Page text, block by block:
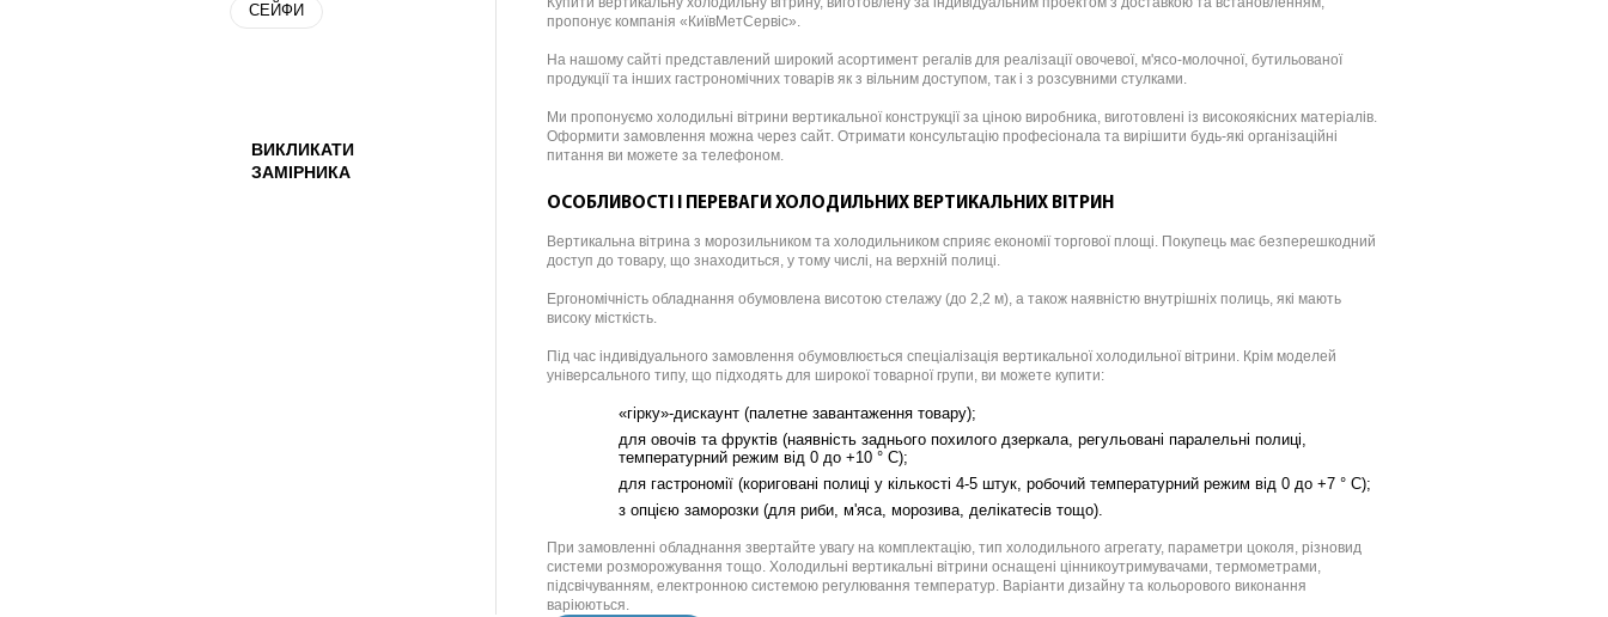
СЕЙФИ
ВИКЛИКАТИ
ЗАМІРНИКА
пропонує компанія «КиївМетСервіс».
На нашому сайті представлений широкий асортимент регалів для реалізації овочевої, м'ясо-молочної, бутильованої
продукції та інших гастрономічних товарів як з вільним доступом, так і з розсувними стулками.
Ми пропонуємо холодильні вітрини вертикальної конструкції за ціною виробника, виготовлені із високоякісних матеріалів.
Оформити замовлення можна через сайт. Отримати консультацію професіонала та вирішити будь-які організаційні
питання ви можете за телефоном.
ОСОБЛИВОСТІ І ПЕРЕВАГИ ХОЛОДИЛЬНИХ ВЕРТИКАЛЬНИХ ВІТРИН
Вертикальна вітрина з морозильником та холодильником сприяє економії торгової площі. Покупець має безперешкодний
доступ до товару, що знаходиться, у тому числі, на верхній полиці.
Ергономічність обладнання обумовлена ​​висотою стелажу (до 2,2 м), а також наявністю внутрішніх полиць, які мають
високу місткість.
Під час індивідуального замовлення обумовлюється спеціалізація вертикальної холодильної вітрини. Крім моделей
універсального типу, що підходять для широкої товарної групи, ви можете купити:
«гірку»-дискаунт (палетне завантаження товару);
для овочів та фруктів (наявність заднього похилого дзеркала, регульовані паралельні полиці,
температурний режим від 0 до +10 ° С);
для гастрономії (кориговані полиці у кількості 4-5 штук, робочий температурний режим від 0 до +7 ° С);
з опцією заморозки (для риби, м'яса, морозива, делікатесів тощо).
При замовленні обладнання звертайте увагу на комплектацію, тип холодильного агрегату, параметри цоколя, різновид
системи розморожування тощо. Холодильні вертикальні вітрини оснащені цінникоутримувачами, термометрами,
підсвічуванням, електронною системою регулювання температур. Варіанти дизайну та кольорового виконання
варіюються.